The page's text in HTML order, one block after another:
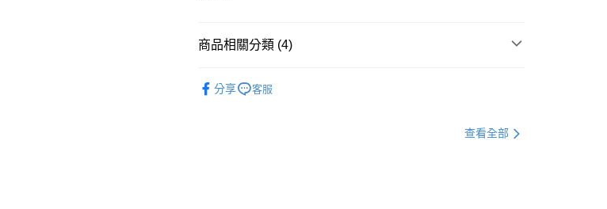
資料（包含姓名、電話或地址）提供予台灣大哥大進項蒐集、處理及利
商品相關分類 (4)
分享 客服
查看全部